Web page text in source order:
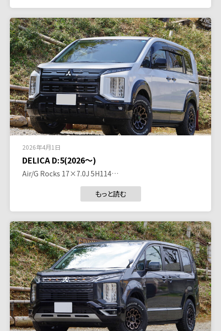
2026年4月1日
DELICA D:5(2026～)
Air/G Rocks 17×7.0J 5H114…
もっと読む